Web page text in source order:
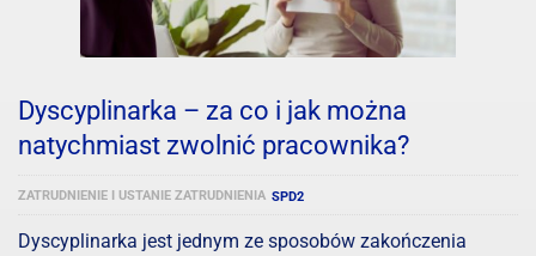
Dyscyplinarka – za co i jak można
natychmiast zwolnić pracownika?
ZATRUDNIENIE I USTANIE ZATRUDNIENIA SPD2
Dyscyplinarka jest jednym ze sposobów zakończenia